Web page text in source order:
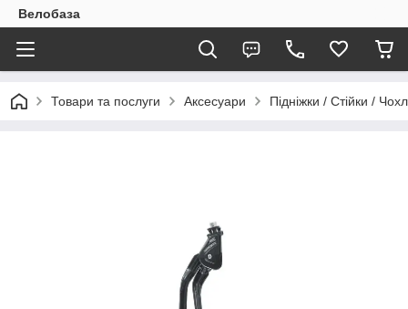
Велобаза
Товари та послуги Аксесуари Підніжки / Стійки /